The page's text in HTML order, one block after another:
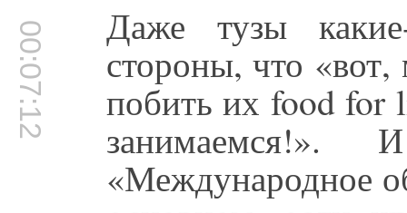
00:07:12 Даже тузы
стороны, что
побить их food for
«Международное